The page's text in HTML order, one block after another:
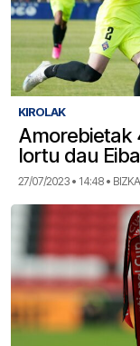
KIROLAK
Amorebietak
lortu dau
27/07/2023 • 14:48 •